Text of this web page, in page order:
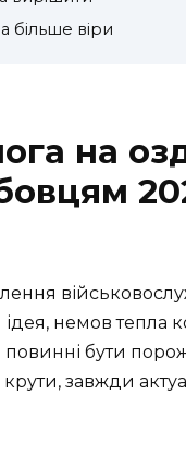
більше віри
на
немов тепла
повинні бути
завжди